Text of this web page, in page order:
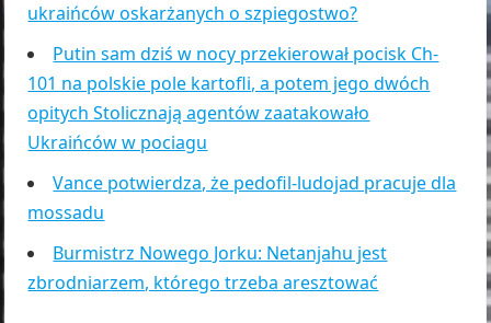
ukraińców oskarżanych o szpiegostwo?
Putin sam dziś w nocy przekierował pocisk Ch-
101 na polskie pole kartofli, a potem jego dwóch
opitych Stolicznają agentów zaatakowało
Ukraińców w pociagu
Vance potwierdza, że pedofil-ludojad pracuje dla
mossadu
Burmistrz Nowego Jorku: Netanjahu jest
zbrodniarzem, którego trzeba aresztować